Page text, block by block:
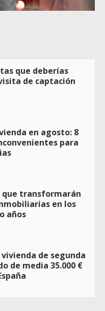
que deberías
de captación
en agosto: 8
para
que transformarán
en los
años
de segunda
de media 35.000 €